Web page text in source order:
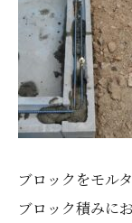
ブロックをモル
ブロック積みに